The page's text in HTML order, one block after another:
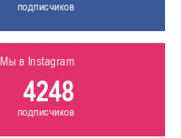
подписчиков
Мы в Instagram
4248
подписчиков